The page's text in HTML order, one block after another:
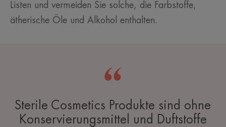
Listen und vermeiden Sie solche, die Farbstoffe,
ätherische Öle und Alkohol enthalten.
Sterile Cosmetics Produkte sind ohne
Konservierungsmittel und Duftstoffe